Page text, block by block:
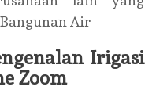
Air
Irigasi
Zoom